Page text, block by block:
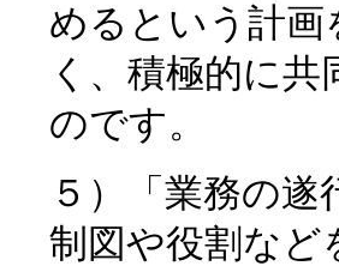
めるという計
く、積極的に
のです。
５）「業務の
制図や役割など